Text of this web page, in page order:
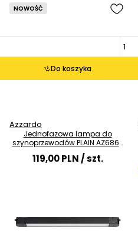
Do koszyka
NOWOŚĆ
Azzardo
Jednofazowa lampa do
szynoprzewodów PLAIN AZ6863
1xLED 12W 4000K belka
119,00 PLN/ szt.